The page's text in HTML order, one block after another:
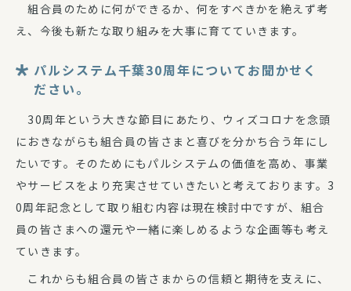
組合員のために何ができるか、何をすべきかを絶えず考
え、今後も新たな取り組みを大事に育てていきます。
パルシステム千葉30周年についてお聞かせく
ださい。
30周年という大きな節目にあたり、ウィズコロナを念頭
におきながらも組合員の皆さまと喜びを分かち合う年にし
たいです。そのためにもパルシステムの価値を高め、事業
やサービスをより充実させていきたいと考えております。3
0周年記念として取り組む内容は現在検討中ですが、組合
員の皆さまへの還元や一緒に楽しめるような企画等も考え
ていきます。
これからも組合員の皆さまからの信頼と期待を支えに、